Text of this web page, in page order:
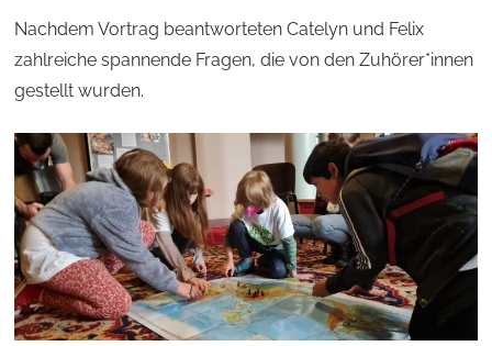
Nachdem Vortrag beantworteten Catelyn und Felix
zahlreiche spannende Fragen, die von den Zuhörer*innen
gestellt wurden.